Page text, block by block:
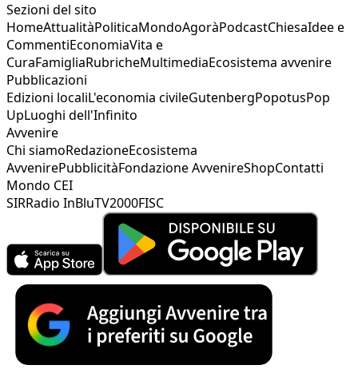
Sezioni del sito
HomeAttualitàPoliticaMondoAgoràPodcastChiesaIdee e
CommentiEconomiaVita e
CuraFamigliaRubricheMultimediaEcosistema avvenire
Pubblicazioni
Edizioni localiL'economia civileGutenbergPopotusPop
UpLuoghi dell'Infinito
Avvenire
Chi siamoRedazioneEcosistema
AvvenirePubblicitàFondazione AvvenireShopContatti
Mondo CEI
SIRRadio InBluTV2000FISC